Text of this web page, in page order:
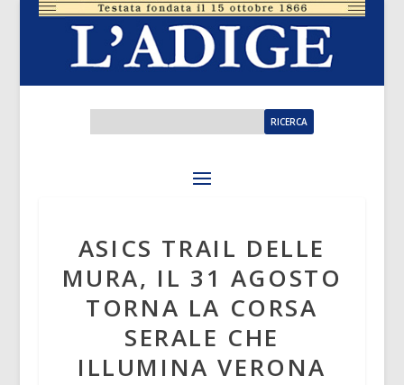
ASICS TRAIL DELLE
MURA, IL 31 AGOSTO
TORNA LA CORSA
SERALE CHE
ILLUMINA VERONA